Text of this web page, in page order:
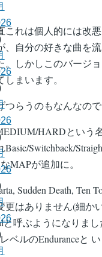
これは個人的には改
、自分の好きな曲を
。しかしこのバージ
まいます。
つらうのもなんなの
HARDという
Switchback/
MAPが追加に。
Sudden Death, Ten
更はありません(細か
と呼ぶようになりま
ベルのEnduranceと